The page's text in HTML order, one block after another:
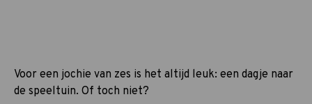
Voor een jochie van zes is het altijd leuk: een dagje naar
de speeltuin. Of toch niet?